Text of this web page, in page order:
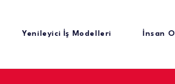
Yenileyici İş Modelleri İnsan